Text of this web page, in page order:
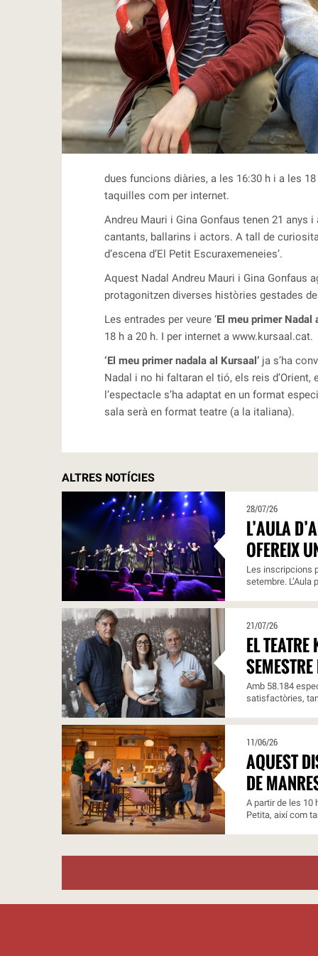
RBLS
dues funcions diàries, a les 16:30 h i a les
taquilles com per internet.
Andreu Mauri i Gina Gonfaus tenen 21 anys
cantants, ballarins i actors. A tall de
d’escena d’El Petit Escuraxemeneies’.
Aquest Nadal Andreu Mauri i Gina Gonfaus
protagonitzen diverses històries gestades
Les entrades per veure ‘El meu primer Nadal
18 h a 20 h. I per internet a www.kursaal.cat.
‘El meu primer nadala al Kursaal’ ja s’ha
Nadal i no hi faltaran el tió, els reis
l’espectacle s’ha adaptat en un format
sala serà en format teatre (a la italiana).
ALTRES NOTÍCIES
28/07/26
L’AULA
OFEREIX
Les inscripcions
setembre.
21/07/26
EL
Amb 58.184
satisfactòries,
11/06/26
AQUEST
DE
A partir de les 10
Petita, així com